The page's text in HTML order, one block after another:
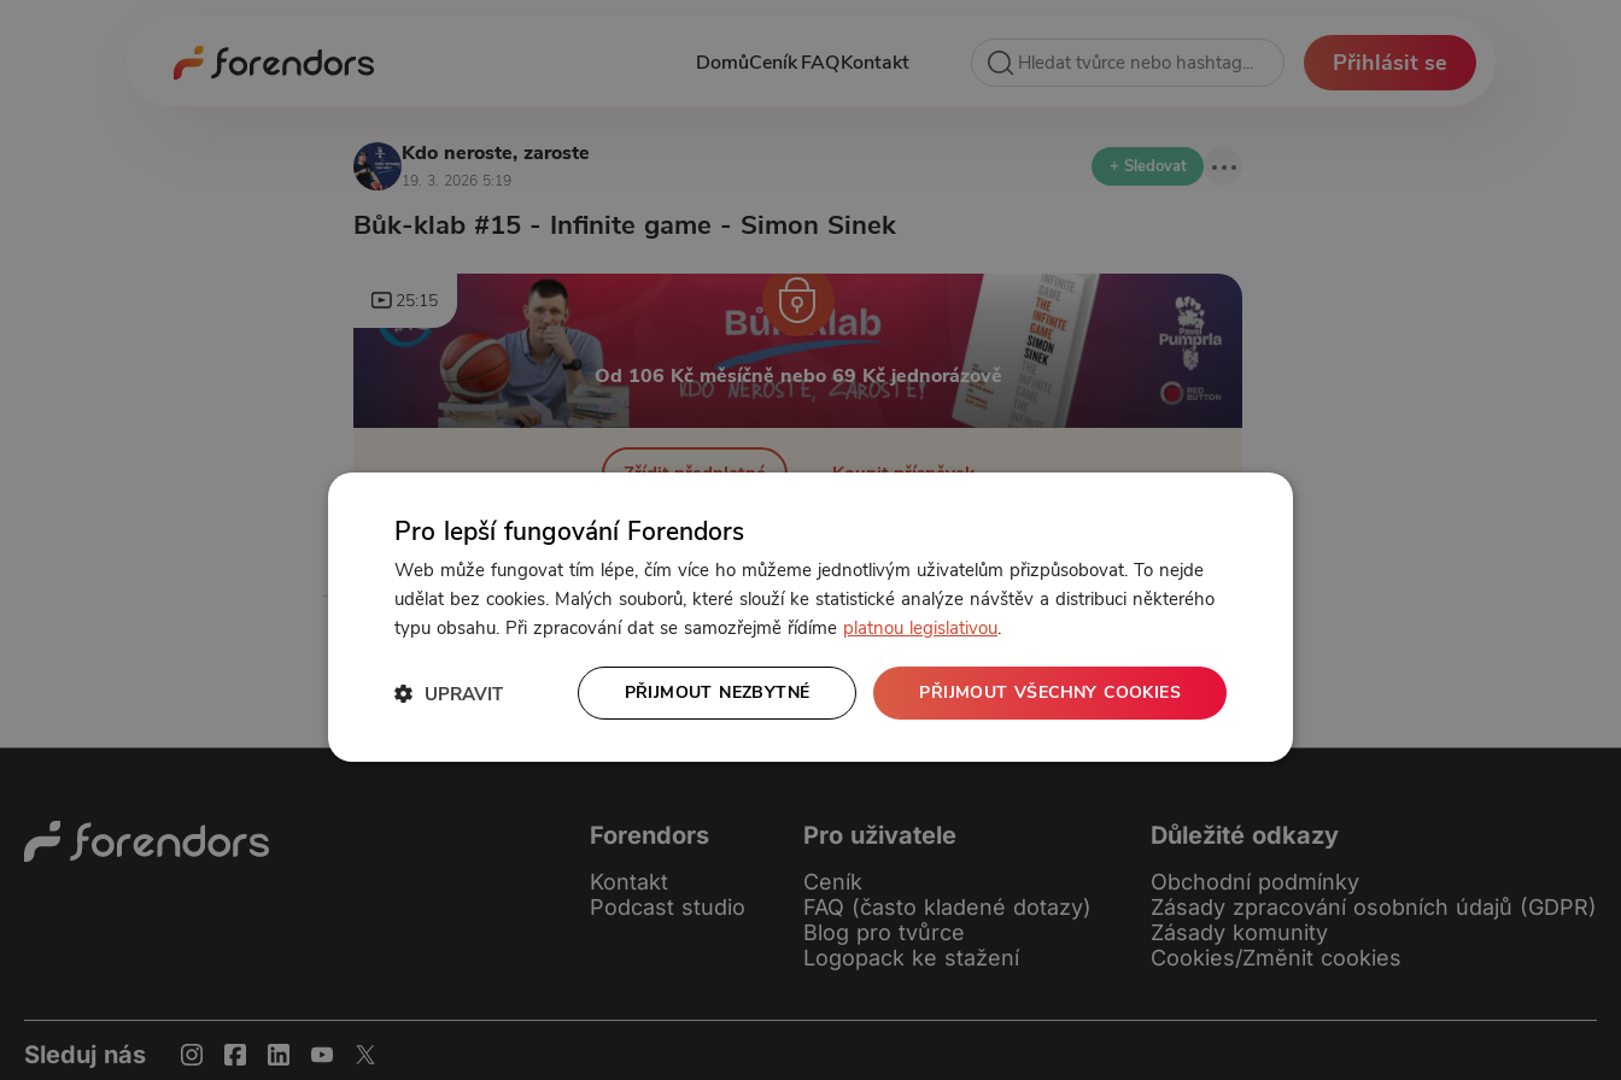
DomůCeníkFAQKontakt Přihlásit se
Kdo neroste, zaroste
19. 3. 2026 5:19
+ Sledovat
Bůk-klab #15 - Infinite game - Simon Sinek
25:15
Od 106 Kč měsíčně nebo 69 Kč jednorázově
Zřídit předplatné Koupit příspěvek
Forendors
Kontakt
Podcast studio
Pro uživatele
Ceník
FAQ (často kladené dotazy)
Blog pro tvůrce
Logopack ke stažení
Důležité odkazy
Obchodní podmínky
Zásady zpracování osobních údajů (GDPR)
Zásady komunity
Cookies/Změnit cookies
Sleduj nás
Pro lepší fungování Forendors
Web může fungovat tím lépe, čím více ho můžeme jednotlivým uživatelům přizpůsobovat. To nejde
udělat bez cookies. Malých souborů, které slouží ke statistické analýze návštěv a distribuci některého
typu obsahu. Při zpracování dat se samozřejmě řídíme platnou legislativou.
PŘIJMOUT VŠECHNY COOKIES
PŘIJMOUT NEZBYTNÉ
UPRAVIT